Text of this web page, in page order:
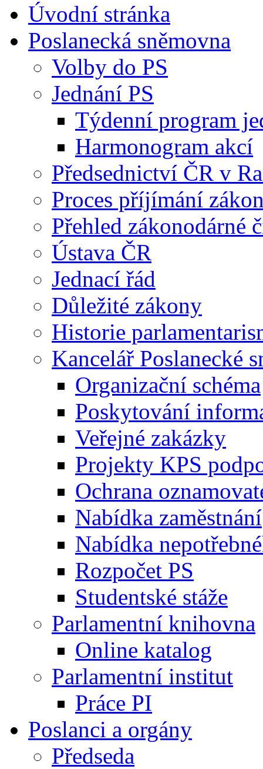
Úvodní stránka
Poslanecká sněmovna
Volby do PS
Jednání PS
Týdenní program
Harmonogram akcí
Předsednictví ČR v
Proces příjímání
Přehled zákonodárné
Ústava ČR
Jednací řád
Důležité zákony
Historie
Kancelář Poslanecké
Organizační schéma
Poskytování
Veřejné zakázky
Projekty KPS
Ochrana
Nabídka zaměstnání
Nabídka
Rozpočet PS
Studentské stáže
Parlamentní knihovna
Online katalog
Parlamentní institut
Práce PI
Poslanci a orgány
Předseda